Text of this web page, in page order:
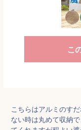
こ
こちらはアルミのす
ない時は丸めて収納